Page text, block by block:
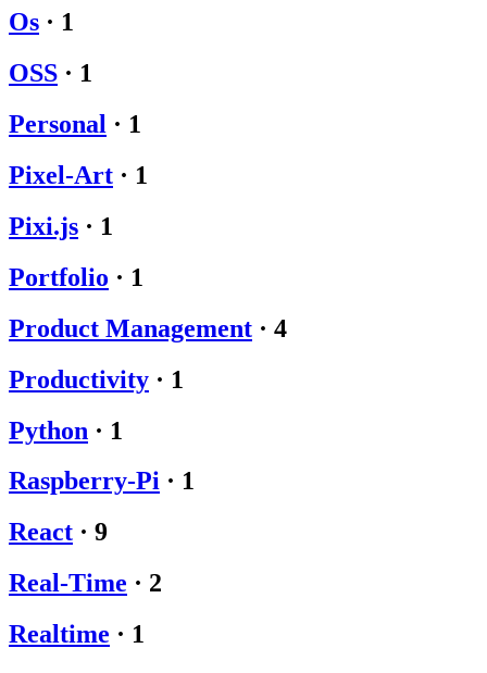
Os · 1
OSS · 1
Personal · 1
Pixel-Art · 1
Pixi.js · 1
Portfolio · 1
Product Management · 4
Productivity · 1
Python · 1
Raspberry-Pi · 1
React · 9
Real-Time · 2
Realtime · 1